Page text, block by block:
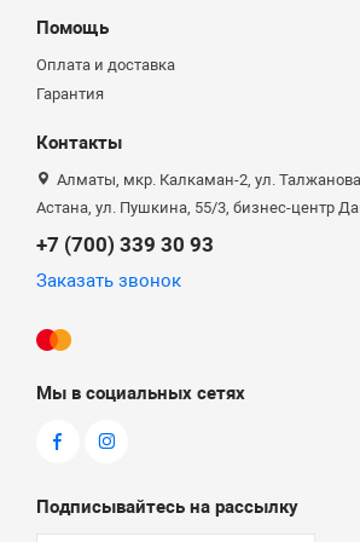
Помощь
Оплата и доставка
Гарантия
Контакты
Алматы, мкр. Калкаман-2, ул.
Астана, ул. Пушкина, 55/3, бизнес-центр
+7 (700) 339 30 93
Заказать звонок
Мы в социальных сетях
Подписывайтесь на рассылку